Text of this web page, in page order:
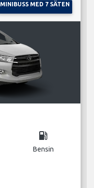
MINIBUSS MED 7 SÄTEN
local_gas_station
Bensin